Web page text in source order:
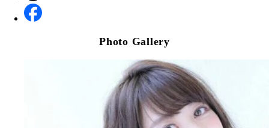
Photo Gallery